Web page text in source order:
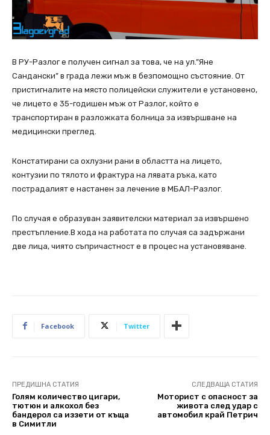
В РУ-Разлог е получен сигнал за това, че на ул.”Яне
Сандански” в града лежи мъж в безпомощно състояние. От
пристигналите на място полицейски служители е установено,
че лицето е 35-годишен мъж от Разлог, който е
транспортиран в разложката болница за извършване на
медицински преглед.
Констатирани са охлузни рани в областта на лицето,
контузии по тялото и фрактура на лявата ръка, като
пострадалият е настанен за лечение в МБАЛ-Разлог.
По случая е образуван заявителски материал за извършено
престъпление.В хода на работата по случая са задържани
две лица, чиято съпричастност е в процес на установяване.
Facebook Twitter
ПРЕДИШНА СТАТИЯ
Голям количество цигари,
тютюн и алкохол без
бандерол са иззети от къща
в Симитли
СЛЕДВАЩА СТАТИЯ
Mоторист с опасност за
живота след удар с
автомобил край Петрич